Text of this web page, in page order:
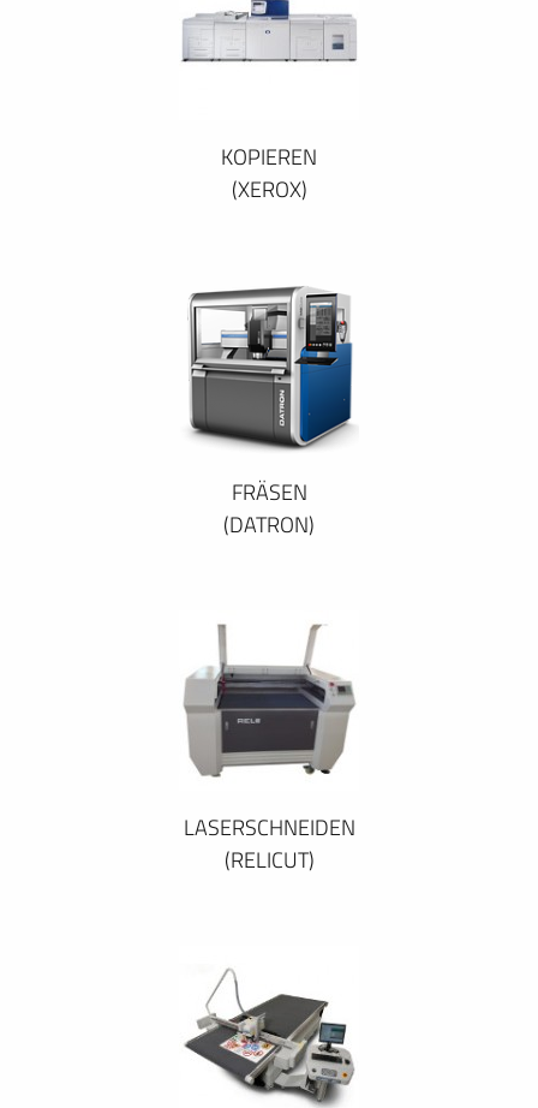
KOPIEREN
(XEROX)
FRÄSEN
(DATRON)
LASERSCHNEIDEN
(RELICUT)